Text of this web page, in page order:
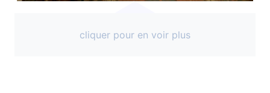
cliquer pour en voir plus